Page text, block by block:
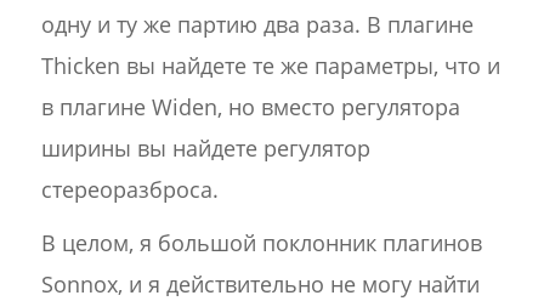
одну и ту же партию два раза. В плагине
Thicken вы найдете те же параметры, что и
в плагине Widen, но вместо регулятора
ширины вы найдете регулятор
стереоразброса.
В целом, я большой поклонник плагинов
Sonnox, и я действительно не могу найти